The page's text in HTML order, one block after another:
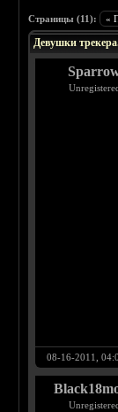
Страницы (11): «
Девушки
08-16-2011,